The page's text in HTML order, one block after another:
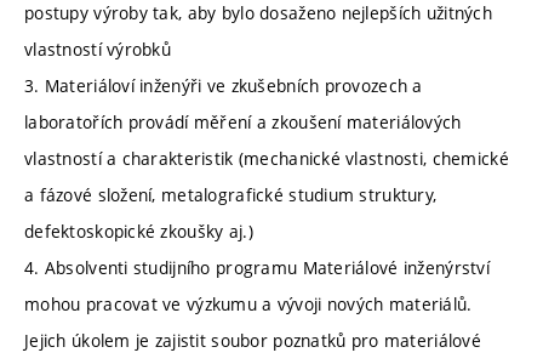
postupy výroby tak, aby bylo dosaženo nejlepších užitných
vlastností výrobků
3. Materiáloví inženýři ve zkušebních provozech a
laboratořích provádí měření a zkoušení materiálových
vlastností a charakteristik (mechanické vlastnosti, chemické
a fázové složení, metalografické studium struktury,
defektoskopické zkoušky aj.)
4. Absolventi studijního programu Materiálové inženýrství
mohou pracovat ve výzkumu a vývoji nových materiálů.
Jejich úkolem je zajistit soubor poznatků pro materiálové